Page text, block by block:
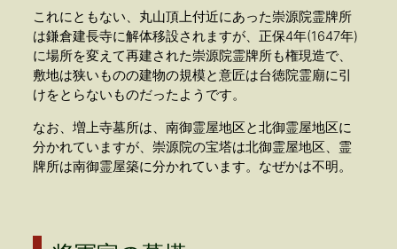
これにともない、丸山頂上付近にあった崇源院霊牌所
は鎌倉建長寺に解体移設されますが、正保4年(1647年)
に場所を変えて再建された崇源院霊牌所も権現造で、
敷地は狭いものの建物の規模と意匠は台徳院霊廟に引
けをとらないものだったようです。
なお、増上寺墓所は、南御霊屋地区と北御霊屋地区に
分かれていますが、崇源院の宝塔は北御霊屋地区、霊
牌所は南御霊屋築に分かれています。なぜかは不明。